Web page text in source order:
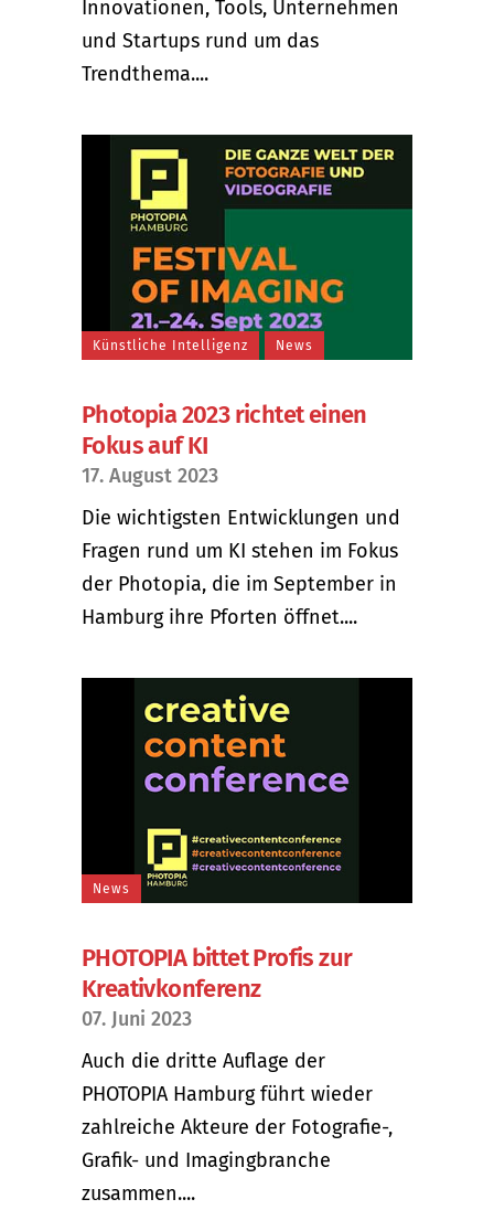
Innovationen, Tools, Unternehmen
und Startups rund um das
Trendthema....
Künstliche Intelligenz News
Photopia 2023 richtet einen
Fokus auf KI
17. August 2023
Die wichtigsten Entwicklungen und
Fragen rund um KI stehen im Fokus
der Photopia, die im September in
Hamburg ihre Pforten öffnet....
News
PHOTOPIA bittet Profis zur
Kreativkonferenz
07. Juni 2023
Auch die dritte Auflage der
PHOTOPIA Hamburg führt wieder
zahlreiche Akteure der Fotografie-,
Grafik- und Imagingbranche
zusammen....